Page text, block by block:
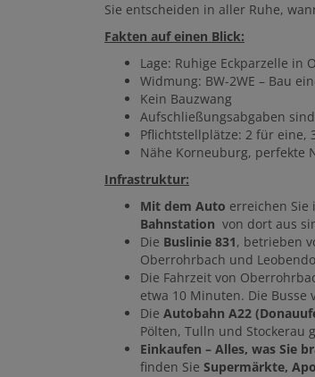
Sie entscheiden in aller Ruhe,
Fakten auf einen Blick:
Lage: Ruhige Eckparzelle in
Widmung: BW-2WE – Bau
Kein Bauzwang
Aufschließungsabgaben
Pflichtstellplätze: 2 für eine,
Nähe Korneuburg, perfekte
Infrastruktur:
Mit dem Auto erreichen Sie
Bahnstation von dort aus
Die Buslinie 831, betrieben
Oberrohrbach und
Die Fahrzeit von
etwa 10 Minuten. Die
Die Autobahn A22
Pölten, Tulln und Stockerau
Einkaufen – Alles, was Sie
finden Sie Supermärkte,